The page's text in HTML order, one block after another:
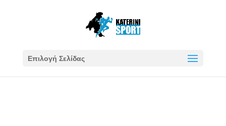
Επιλογή Σελίδας